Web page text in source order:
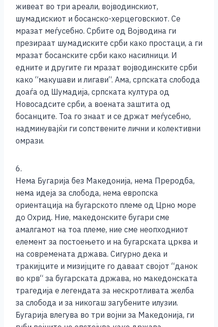
живеат во три ареали, војводинскиот,
шумадискиот и босанско-херцеговскиот. Се
мразат меѓусебно. Србите од Војводина ги
презираат шумадиските срби како простаци, а ги
мразат босанските срби како насилници. И
едните и другите ги мразат војводинските срби
како “макушави и лигави“. Ама, српската слобода
доаѓа од Шумадија, српската култура од
Новосадсите срби, а воената заштита од
босанците. Тоа го знаат и се држат меѓусебно,
надминувајќи ги сопствените лични и колективни
омрази.
6.
Нема Бугарија без Македонија, нема Преродба,
нема идеја за слобода, нема европска
ориентација на бугарското племе од Црно море
до Охрид. Ние, македонските бугари сме
амалгамот на тоа племе, ние сме неопходниот
елемент за постоењето и на бугарската црква и
на современата држава. Сигурно дека и
тракијците и мизијците го даваат својот “данок
во крв“ за бугарската држава, но македонската
трагедија е легендата за нескротливата желба
за слобода и за никогаш загубените илузии.
Бугарија влегува во три војни за Македонија, ги